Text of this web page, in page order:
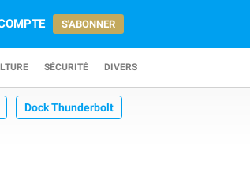
S'ABONNER
SÉCURITÉ DIVERS
Dock Thunderbolt